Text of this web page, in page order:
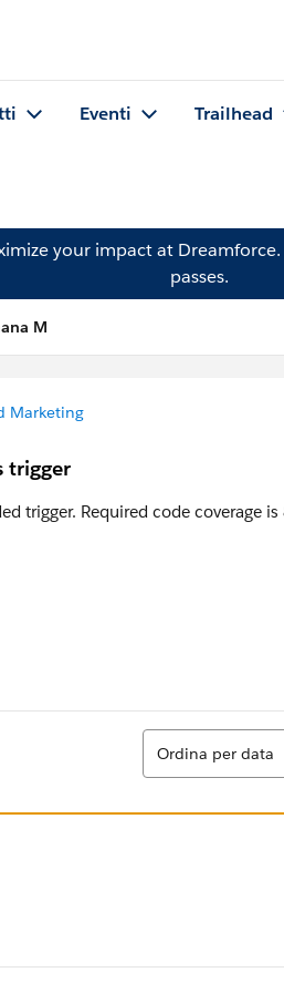
Eventi Trailhead
your impact at Dreamforce.
passes.
M
Marketing
trigger
trigger. Required code coverage
Ordina
Ordina per data